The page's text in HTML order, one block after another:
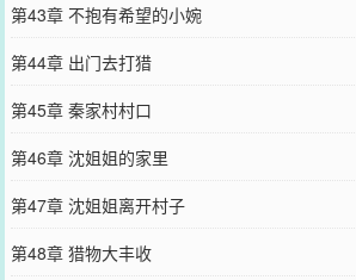
第43章 不抱有希望的小婉
第44章 出门去打猎
第45章 秦家村村口
第46章 沈姐姐的家里
第47章 沈姐姐离开村子
第48章 猎物大丰收